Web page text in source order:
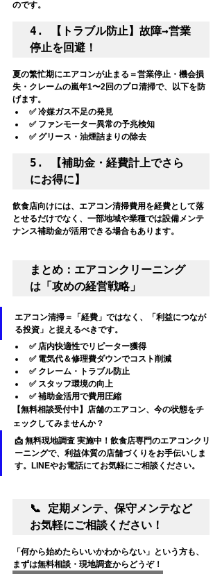
のです。
4. 【トラブル防止】故障→営業
停止を回避！
夏の繁忙期にエアコンが止まる＝営業停止・機会損
失・クレームの嵐年1〜2回のプロ清掃で、以下を防
げます。
✅ 冷媒ガス不足の発見
✅ ファンモーター異常の予兆検知
✅ グリース・油煙詰まりの除去
5. 【補助金・経費計上でさら
にお得に】
飲食店向けには、エアコン清掃費用を経費として落
とせるだけでなく、一部地域や業種では設備メンテ
ナンス補助金が活用できる場合もあります。
まとめ：エアコンクリーニング
は「攻めの経営戦略」
エアコン清掃＝「経費」ではなく、「利益につなが
る投資」と捉えるべきです。
✅ 店内快適性でリピーター獲得
✅ 電気代＆修理費ダウンでコスト削減
✅ クレーム・トラブル防止
✅ スタッフ環境の向上
✅ 補助金活用で費用圧縮
【無料相談受付中】店舗のエアコン、今の状態をチ
ェックしてみませんか？
📩 無料現地調査 実施中！ 飲食店専門のエアコンクリ
ーニングで、利益体質の店舗づくりをお手伝いしま
す。LINEやお電話にてお気軽にご相談ください。
📞 定期メンテ、保守メンテなど
お気軽にご相談ください！
「何から始めたらいいかわからない」という方も、
まずは無料相談・現地調査からどうぞ！